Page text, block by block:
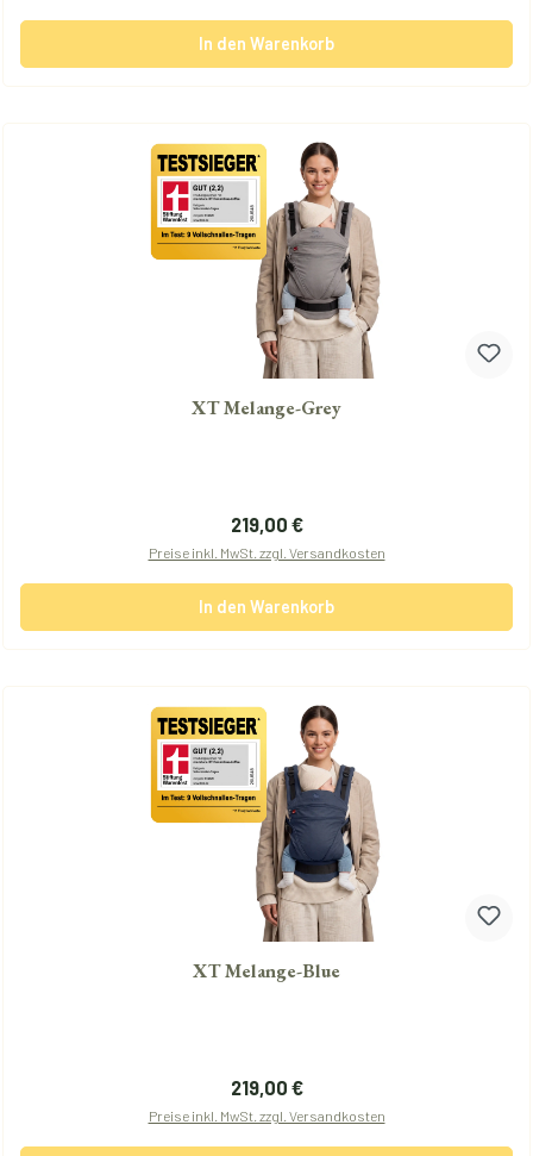
In den Warenkorb
XT Melange-Grey
Regulärer Preis:
219,00 €
Preise inkl. MwSt. zzgl. Versandkosten
In den Warenkorb
XT Melange-Blue
Regulärer Preis:
219,00 €
Preise inkl. MwSt. zzgl. Versandkosten